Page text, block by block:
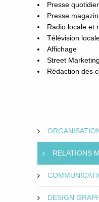
Presse
Presse
Radio locale et
Télévision
Affichage
Street Marketing
Rédaction des
RELATIONS
DESIGN